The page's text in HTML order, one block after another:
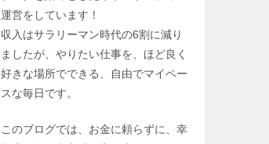
運営をしています！
収入はサラリーマン時代の6割に減り
ましたが、やりたい仕事を、ほど良く
好きな場所でできる、自由でマイペー
スな毎日です。
このブログでは、お金に頼らずに、幸